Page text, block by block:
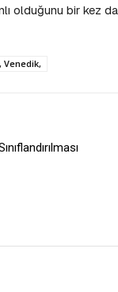
olduğunu bir kez
Venedik,